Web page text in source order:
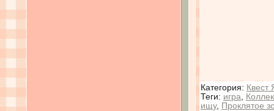
Категория: Квест
Теги: игра
ищу, Проклятое